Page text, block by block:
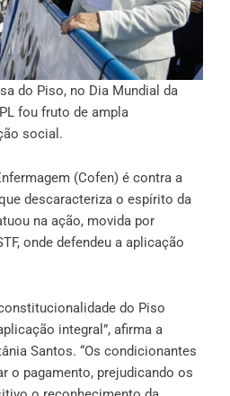
do Piso, no Dia Mundial da
fou fruto de ampla
social.
(Cofen) é contra a
descaracteriza o espírito da
na ação, movida por
onde defendeu a aplicação
do Piso
integral”, afirma a
Santos. “Os condicionantes
o pagamento, prejudicando os